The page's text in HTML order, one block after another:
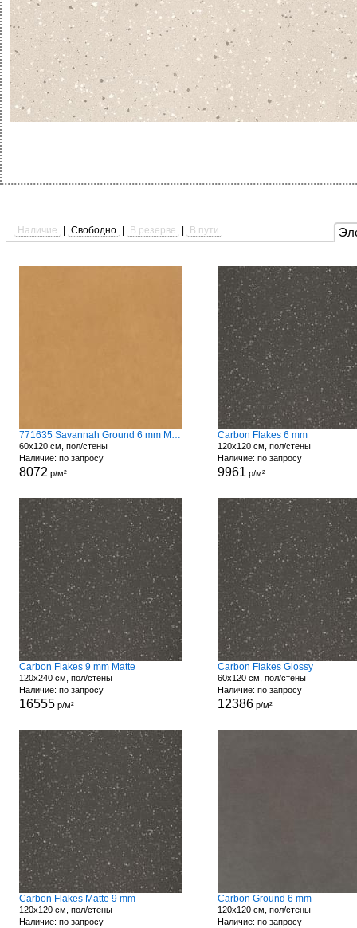
Наличие Свободно В резерве В пути
771635 Savannah Ground 6 mm Matte
60x120 см, пол/стены
Наличие: по запросу
8072 р/м²
Carbon Flakes 6 mm
120x120 см, пол/стены
Наличие: по запросу
9961 р/м²
Carbon Flakes 9 mm Matte
120x240 см, пол/стены
Наличие: по запросу
16555р/м²
Carbon Flakes Glossy
60x120 см, пол/стены
Наличие: по запросу
12386р/м²
Carbon Flakes Matte 9 mm
120x120 см, пол/стены
Наличие: по запросу
Carbon Ground 6 mm
120x120 см, пол/стены
Наличие: по запросу